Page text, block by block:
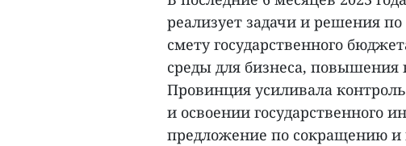
реализует задачи и решения
смету государственного
среды для бизнеса, повышения
Провинция усиливала
и освоении государственного
предложение по сокращению и